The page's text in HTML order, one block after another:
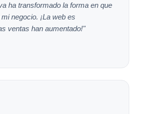
ha transformado la forma en que
negocio. ¡La web es
ventas han aumentado!"